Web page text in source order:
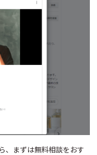
、まずは無料相談をおす